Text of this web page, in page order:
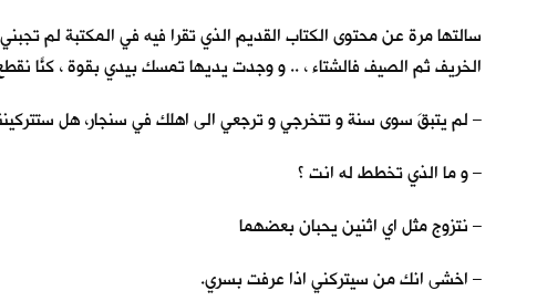
سالتها مرة عن محتوى الكتاب القديم الذي تقرا فيه في المكتبة لم
الخريف ثم الصيف فالشتاء ، .. و وجدت يديها تمسك بيدي بقوة ، كنّا
– لم يتبقَ سوى سنة و تتخرجي و ترجعي الى اهلك في سنجار، هل
– و ما الذي تخطط له انت ؟
– نتزوج مثل اي اثنين يحبان بعضهما
– اخشى انك من سيتركني اذا عرفت بسري.